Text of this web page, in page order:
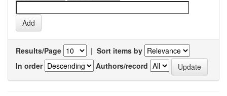
Results/Page | Sort items by
In order
Authors/record